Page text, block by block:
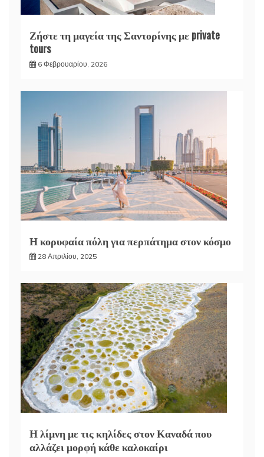
Ζήστε τη μαγεία της Σαντορίνης με private
tours
6 Φεβρουαρίου, 2026
Η κορυφαία πόλη για περπάτημα στον κόσμο
28 Απριλίου, 2025
Η λίμνη με τις κηλίδες στον Καναδά που
αλλάζει μορφή κάθε καλοκαίρι